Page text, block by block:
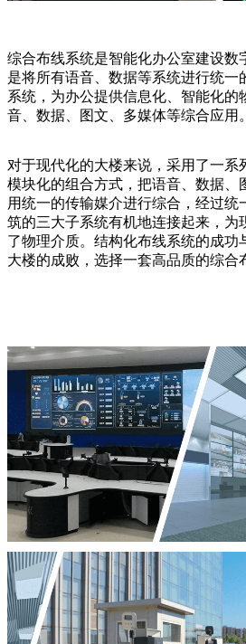
综合布线系统是智能化办公室建设数
是将所有语音、数据等系统进行统一
系统，为办公提供信息化、智能化的
音、数据、图文、多媒体等综合应用。
对于现代化的大楼来说，采用了一系
模块化的组合方式，把语音、数据、
用统一的传输媒介进行综合，经过统
筑的三大子系统有机地连接起来，为
了物理介质。结构化布线系统的成功
大楼的成败，选择一套高品质的综合